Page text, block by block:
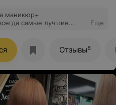
маникюр+
самые лучшие
и окраску- всё отлично.
Еще
Отзывы6